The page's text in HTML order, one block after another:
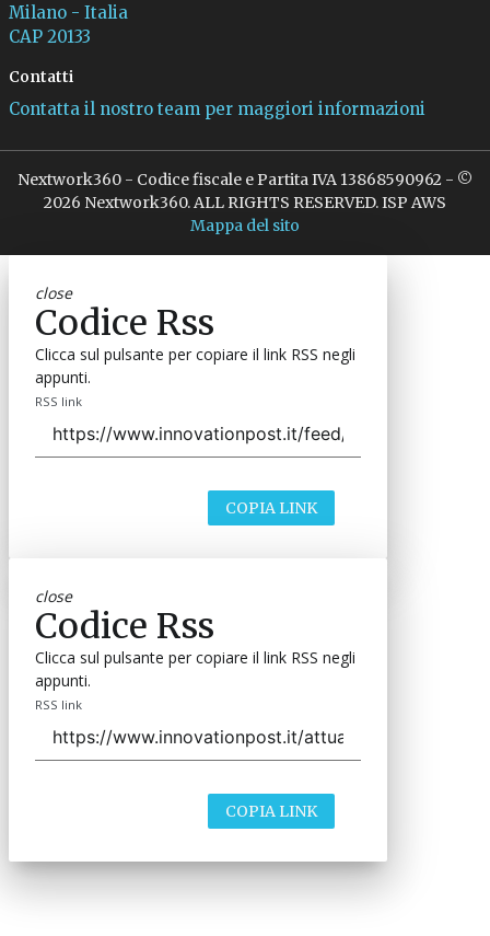
Milano - Italia
CAP 20133
Contatti
Contatta il nostro team per maggiori informazioni
Nextwork360 - Codice fiscale e Partita IVA 13868590962 - ©
2026 Nextwork360. ALL RIGHTS RESERVED. ISP AWS
Mappa del sito
close
Codice Rss
Clicca sul pulsante per copiare il link RSS negli
appunti.
RSS link
COPIA LINK
close
Codice Rss
Clicca sul pulsante per copiare il link RSS negli
appunti.
RSS link
COPIA LINK